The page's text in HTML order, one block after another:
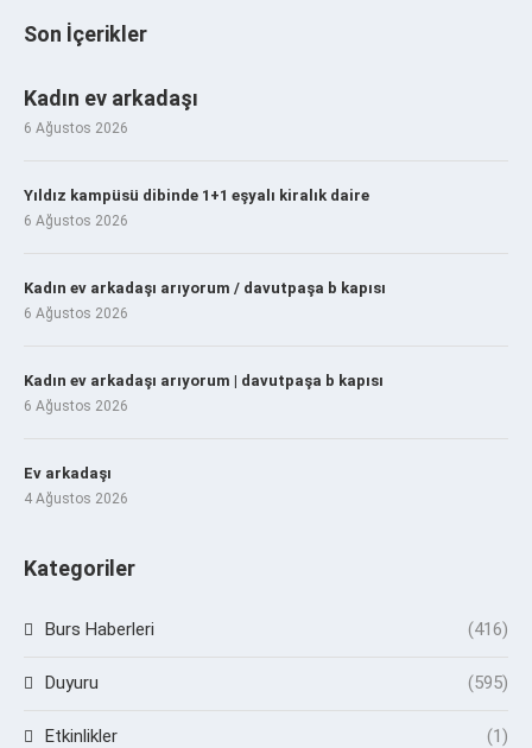
Son İçerikler
Kadın ev arkadaşı
6 Ağustos 2026
Yıldız kampüsü dibinde 1+1 eşyalı kiralık daire
6 Ağustos 2026
Kadın ev arkadaşı arıyorum / davutpaşa b kapısı
6 Ağustos 2026
Kadın ev arkadaşı arıyorum | davutpaşa b kapısı
6 Ağustos 2026
Ev arkadaşı
4 Ağustos 2026
Kategoriler
Burs Haberleri (416)
Duyuru (595)
Etkinlikler (1)